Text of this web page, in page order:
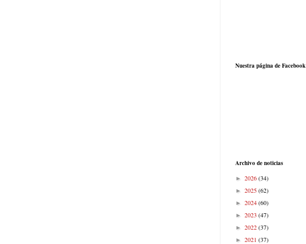
Nuestra página de Facebook
Archivo de noticias
► 2026(34)
► 2025(62)
► 2024(60)
► 2023 (47)
► 2022(37)
► 2021 (37)